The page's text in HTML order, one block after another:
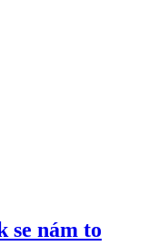
se nám to